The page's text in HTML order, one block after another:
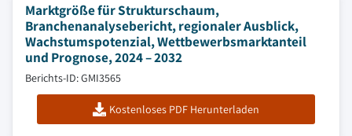
Marktgröße für Strukturschaum,
Branchenanalysebericht, regionaler Ausblick,
Wachstumspotenzial, Wettbewerbsmarktanteil
und Prognose, 2024 – 2032
Berichts-ID: GMI3565
Kostenloses PDF Herunterladen